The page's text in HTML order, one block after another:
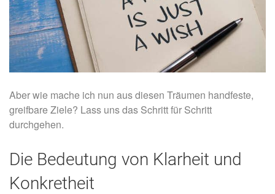
Aber wie mache ich nun aus diesen Träumen handfeste,
greifbare Ziele? Lass uns das Schritt für Schritt
durchgehen.
Die Bedeutung von Klarheit und
Konkretheit